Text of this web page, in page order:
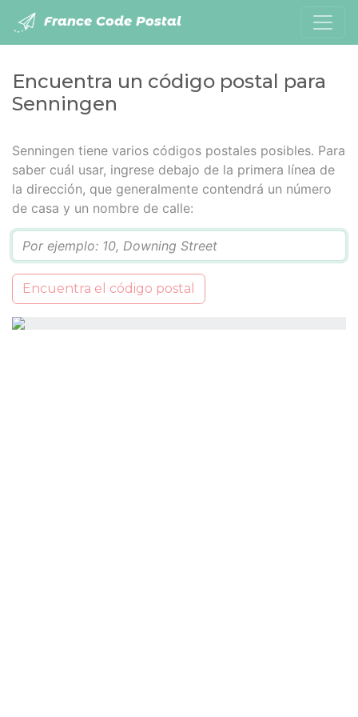
France Code Postal
Encuentra un código postal para
Senningen
Senningen tiene varios códigos postales posibles. Para
saber cuál usar, ingrese debajo de la primera línea de
la dirección, que generalmente contendrá un número
de casa y un nombre de calle:
Encuentra el código postal